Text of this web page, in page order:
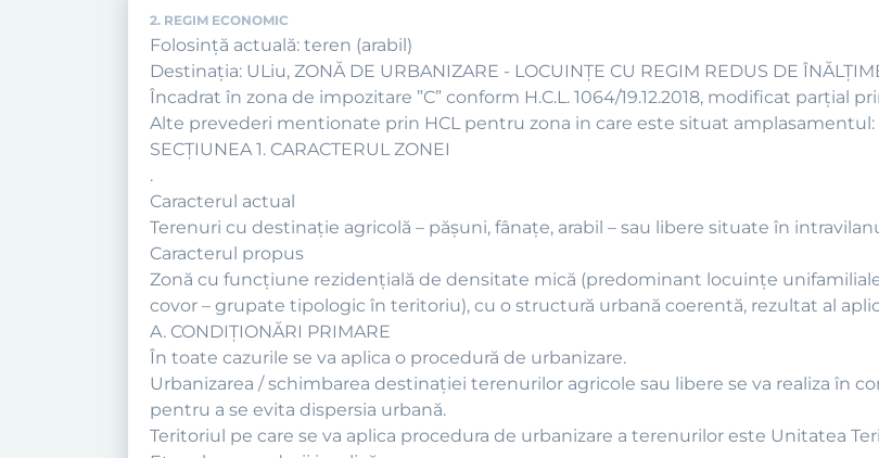
2. REGIM ECONOMIC
Folosință actuală: teren (arabil)
Destinația: ULiu, ZONĂ DE URBANIZARE - LOCUINŢE CU REGIM REDUS DE
Încadrat în zona de impozitare ”C” conform H.C.L. 1064/19.12.2018, modificat parțial
Alte prevederi mentionate prin HCL pentru zona in care este situat amplasamentul:
SECŢIUNEA 1. CARACTERUL ZONEI
.
Caracterul actual
Terenuri cu destinaţie agricolă – păşuni, fânaţe, arabil – sau libere situate în
Caracterul propus
Zonă cu funcţiune rezidenţială de densitate mică (predominant locuinţe
covor – grupate tipologic în teritoriu), cu o structură urbană coerentă, rezultat al
A. CONDIŢIONĂRI PRIMARE
În toate cazurile se va aplica o procedură de urbanizare.
Urbanizarea / schimbarea destinaţiei terenurilor agricole sau libere se va realiza în
pentru a se evita dispersia urbană.
Teritoriul pe care se va aplica procedura de urbanizare a terenurilor este Unitatea